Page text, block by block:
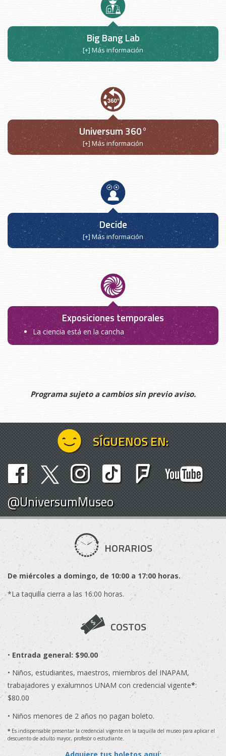
Big Bang Lab
[+] Más información
Universum 360°
[+] Más información
Decide
[+] Más información
Exposiciones temporales
La ciencia está en la cancha
Programa sujeto a cambios sin previo aviso.
SÍGUENOS EN:
@UniversumMuseo
HORARIOS
De miércoles a domingo, de 10:00 a 17:00 horas.
*La taquilla cierra a las 16:00 horas.
COSTOS
• Entrada general: $90.00
• Niños, estudiantes, maestros, miembros del INAPAM,
trabajadores y exalumnos UNAM con credencial vigente*:
$80.00
• Niños menores de 2 años no pagan boleto.
* Es indispensable presentar la credencial vigente en la taquilla del museo para aplicar el
descuento de adulto mayor, profesor o estudiante.